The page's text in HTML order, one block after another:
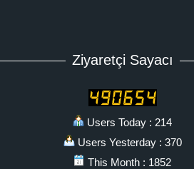
Ziyaretçi Sayacı
Users Today : 214
Users Yesterday : 370
This Month : 1852